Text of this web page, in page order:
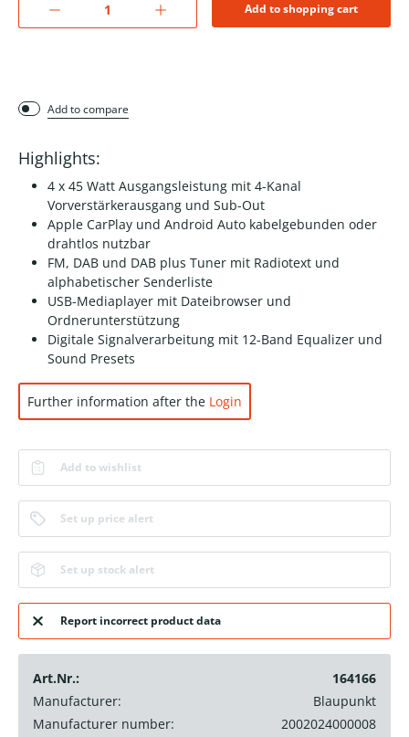
Add to shopping cart
Add to compare
Highlights:
4 x 45 Watt Ausgangsleistung mit 4-Kanal
Vorverstärkerausgang und Sub-Out
Apple CarPlay und Android Auto kabelgebunden oder
drahtlos nutzbar
FM, DAB und DAB plus Tuner mit Radiotext und
alphabetischer Senderliste
USB-Mediaplayer mit Dateibrowser und
Ordnerunterstützung
Digitale Signalverarbeitung mit 12-Band Equalizer und
Sound Presets
Further information after the Login
Add to wishlist
Set up price alert
Set up stock alert
Report incorrect product data
Art.Nr.:
164166
Manufacturer:
Blaupunkt
Manufacturer number:
2002024000008